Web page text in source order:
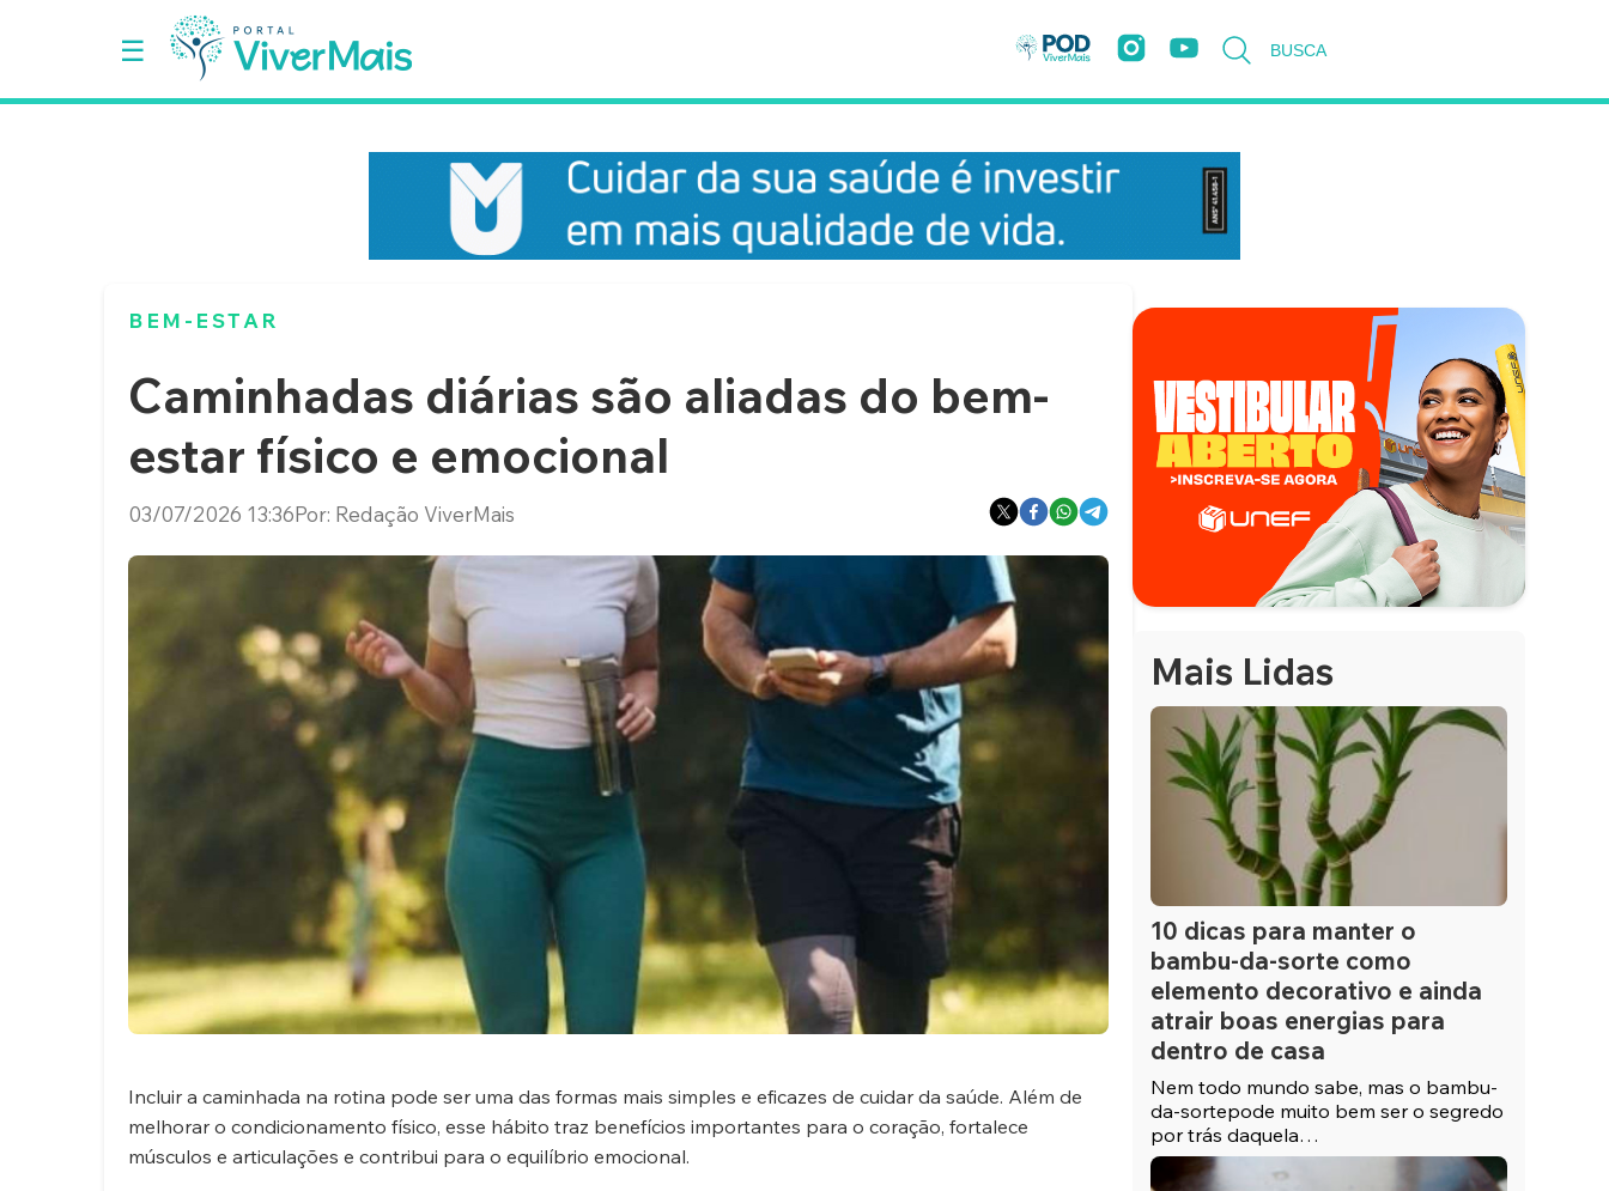
☰
×
MULHER
FAMÍLIA
ESPECIALISTAS
COLUNISTAS
BEM-ESTAR
Caminhadas diárias são aliadas do bem-
estar físico e emocional
03/07/2026 13:36Por: Redação ViverMais
Incluir a caminhada na rotina pode ser uma das formas mais simples e eficazes de cuidar da saúde. Além de
melhorar o condicionamento físico, esse hábito traz benefícios importantes para o coração, fortalece
músculos e articulações e contribui para o equilíbrio emocional.
Mais Lidas
10 dicas para manter o
bambu-da-sorte como
elemento decorativo e ainda
atrair boas energias para
dentro de casa
Nem todo mundo sabe, mas o bambu-
da-sortepode muito bem ser o segredo
por trás daquela…